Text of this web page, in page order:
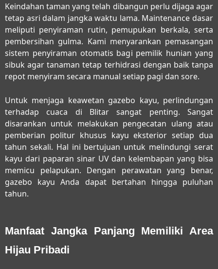
Keindahan taman yang telah dibangun perlu dijaga agar
tetap asri dalam jangka waktu lama. Maintenance dasar
meliputi penyiraman rutin, pemupukan berkala, serta
pembersihan gulma. Kami menyarankan pemasangan
sistem penyiraman otomatis bagi pemilik hunian yang
sibuk agar tanaman tetap terhidrasi dengan baik tanpa
repot menyiram secara manual setiap pagi dan sore.
Untuk menjaga keawetan gazebo kayu, perlindungan
terhadap cuaca di Blitar sangat penting. Sangat
disarankan untuk melakukan pengecatan ulang atau
pemberian politur khusus kayu eksterior setiap dua
tahun sekali. Hal ini bertujuan untuk melindungi serat
kayu dari paparan sinar UV dan kelembapan yang bisa
memicu pelapukan. Dengan perawatan yang benar,
gazebo kayu Anda dapat bertahan hingga puluhan
tahun.
Manfaat Jangka Panjang Memiliki Area
Hijau Pribadi